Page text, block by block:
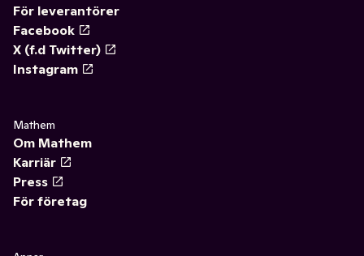
För leverantörer
Facebook
X (f.d Twitter)
Instagram
Mathem
Om Mathem
Karriär
Press
För företag